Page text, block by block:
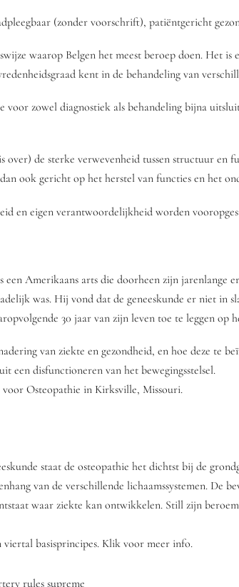
(zonder voorschrift), patiëntgericht
waarop Belgen het meest beroep doen. Het
kent in de behandeling van
voor zowel diagnostiek als behandeling bijna
over) de sterke verwevenheid tussen structuur
ook gericht op het herstel van functies en het
en eigen verantwoordelijkheid worden
een Amerikaans arts die doorheen zijn
was. Hij vond dat de geneeskunde er niet in
30 jaar van zijn leven toe te leggen op
van ziekte en gezondheid, en hoe deze te
een disfunctioneren van het bewegingsstelsel.
voor Osteopathie in Kirksville, Missouri.
staat de osteopathie het dichtst bij de
van de verschillende lichaamssystemen. De
waar ziekte kan ontwikkelen. Still zijn
viertal basisprincipes. Klik voor meer info.
rules supreme